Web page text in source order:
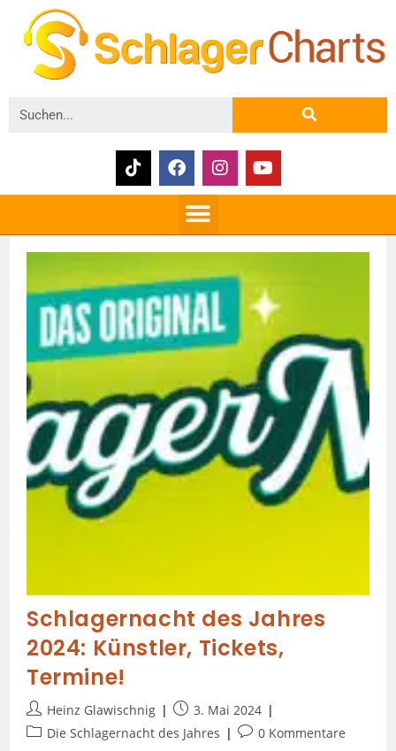
Schlagernacht des Jahres
2024: Künstler, Tickets,
Termine!
Heinz Glawischnig
3. Mai 2024
Die Schlagernacht des Jahres
0 Kommentare